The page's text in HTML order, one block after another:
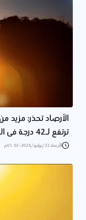
الأرصاد تحذر: مزيد
ترتفع لـ42 درجة فى الظل
الأربعاء 22/يوليو/2026 - 01:53 م